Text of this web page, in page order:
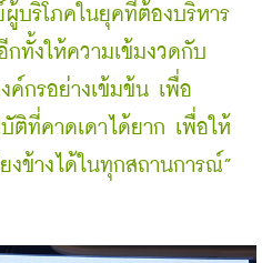
ผู้บริโภคในยุคที่ต้องบริหาร
ทั้งให้ความเข้มงวดกับ
ค์กรอย่างเข้มข้น เพื่อ
ที่คาดเดาได้ยาก เพื่อให้
งข้างได้ในทุกสถานการณ์”